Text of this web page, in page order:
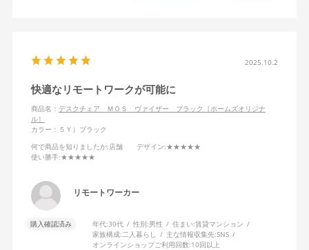
2025.10.2
快適なリモートワークが可能に
商品名： デスクチェア ＭＯＳ ヴァイザー ブラック［ホームズオリジナ
ル］
カラー：５Ｙ）ブラック
何で商品を知りましたか:店舗 デザイン:★★★★★
使い勝手:★★★★★
リモートワーカー
購入確認済み 年代:30代 性別:男性 住まい:賃貸マンション
家族構成:二人暮らし 主な情報収集先:SNS
オンラインショップご利用回数:10回以上